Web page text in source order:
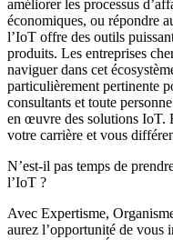
améliorer les processus
économiques, ou répondre
l’IoT offre des outils
produits. Les entreprises
naviguer dans cet
particulièrement pertinente
consultants et toute
en œuvre des solutions IoT.
votre carrière et vous
N’est-il pas temps de
l’IoT ?
Avec Expertisme,
aurez l’opportunité de vous